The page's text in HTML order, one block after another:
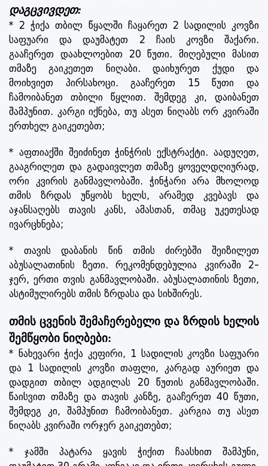
დაგცვივდეთ:
* 2 ჭიქა თბილ წყალში ჩაყარეთ 2 სადილის კოვზი
საფუარი და დაუმატეთ 2 ჩაის კოვზი შაქარი.
გააჩერეთ დაახლოებით 20 წუთი. მიღებული მასით
თმაზე გაიკეთეთ ნიღაბი. დაიხურეთ ქუდი და
მოიხვიეთ პირსახოცი. გააჩერეთ 15 წუთი და
ჩამოიბანეთ თბილი წყლით. შემდეგ კი, დაიბანეთ
შამპუნით. კარგი იქნება, თუ ასეთ ნიღაბს ორ კვირაში
ერთხელ გაიკეთებთ;
* აფთიაქში შეიძინეთ ჭინჭრის ექსტრაქტი. აადუღეთ,
გააგრილეთ და გადაივლეთ თმაზე ყოველდღიურად,
ორი კვირის განმავლობაში. ჭინჭარი არა მხოლოდ
თმის ზრდას უწყობს ხელს, არამედ კვებავს და
აჯანსაღებს თავის კანს, ამასთან, თმაც უკეთესად
ივარცხნება;
* თავის დაბანის წინ თმის ძირებში შეიზილეთ
აბუსალათინის ზეთი. რეკომენდებულია კვირაში 2-
ჯერ, ერთი თვის განმავლობაში. აბუსალათინის ზეთი,
ასტიმულირებს თმის ზრდასა და სიხშირეს.
თმის ცვენის შემაჩერებელი და ზრდის ხელის
შემწყობი ნიღბები:
* ნახევარი ჭიქა კეფირი, 1 სადილის კოვზი საფუარი
და 1 სადილის კოვზი თაფლი, კარგად აურიეთ და
დადგით თბილ ადგილას 20 წუთის განმავლობაში.
წაისვით თმაზე და თავის კანზე, გააჩერეთ 40 წუთი,
შემდეგ კი, შამპუნით ჩამოიბანეთ. კარგია თუ ასეთ
ნიღაბს კვირაში ორჯერ გაიკეთებთ;
* ჯამში პატარა ყავის ჭიქით ჩაასხით შამპუნი,